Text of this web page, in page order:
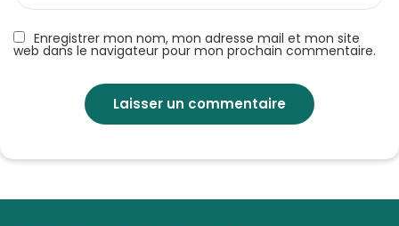
Enregistrer mon nom, mon adresse mail et mon site
web dans le navigateur pour mon prochain commentaire.